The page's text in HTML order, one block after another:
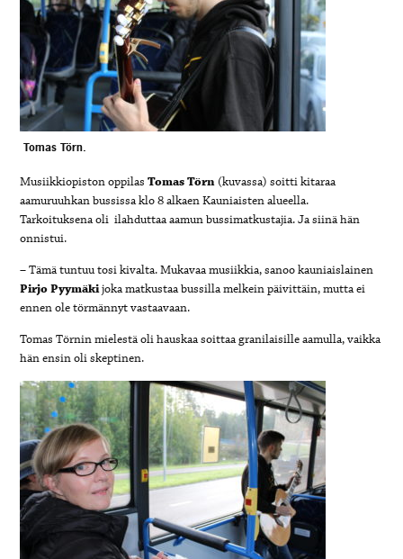
Tomas Törn.
Musiikkiopiston oppilasTomas Törn (kuvassa) soitti kitaraa
aamuruuhkan bussissa klo 8 alkaen Kauniaisten alueella.
Tarkoituksena oli ilahduttaa aamun bussimatkustajia. Ja siinä hän
onnistui.
– Tämä tuntuu tosi kivalta. Mukavaa musiikkia, sanoo kauniaislainen
Pirjo Pyymäkijoka matkustaa bussilla melkein päivittäin, mutta ei
ennen ole törmännyt vastaavaan.
Tomas Törnin mielestä oli hauskaa soittaa granilaisille aamulla, vaikka
hän ensin oli skeptinen.